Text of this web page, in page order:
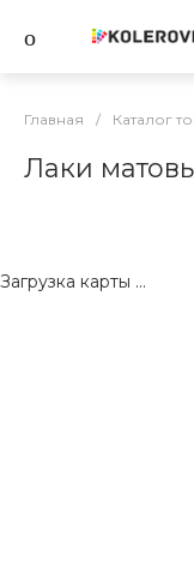
Главная / Каталог
Лаки
Загрузка карты ...